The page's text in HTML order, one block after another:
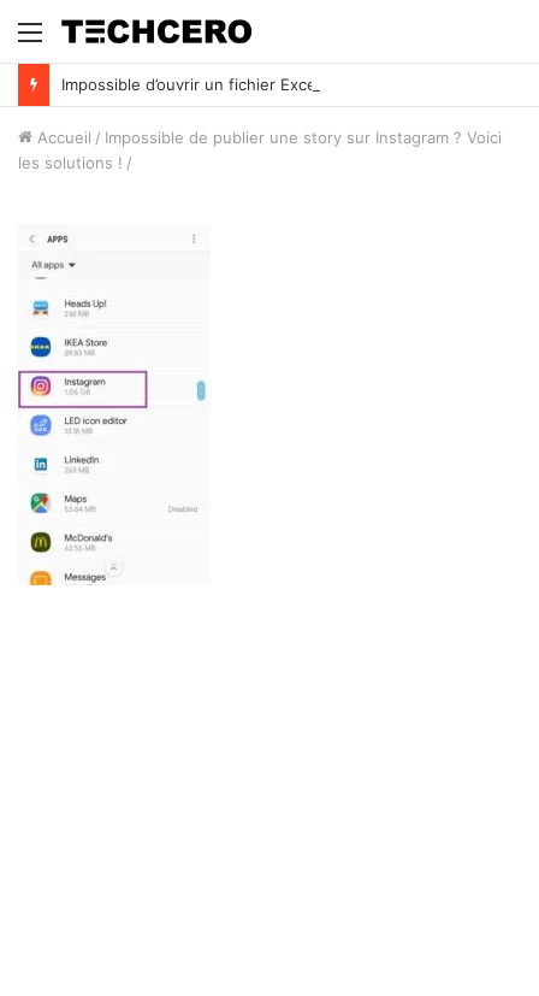
Menu
Impossible d’ouvrir un fichier Excel ? Voici 7 solutions !
Accueil / Impossible de publier une story sur Instagram ? Voici
les solutions ! /